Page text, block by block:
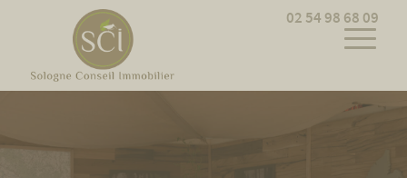
02 54 98 68 09
Cookies management panel